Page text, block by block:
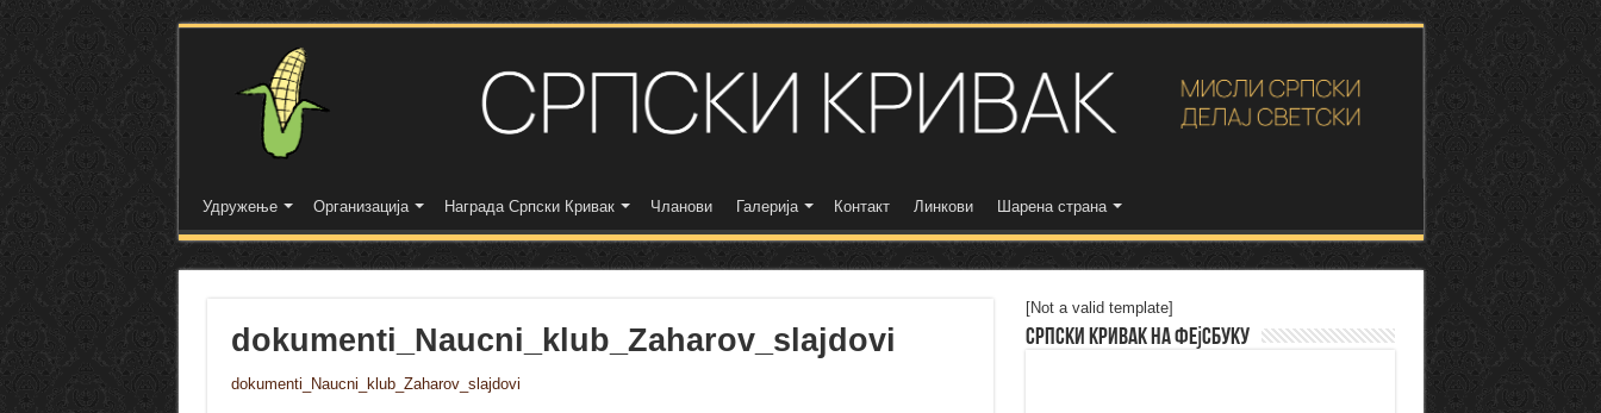
Удружење Организација Награда Српски Кривак Чланови Галерија Контакт Линкови Шарена страна
dokumenti_Naucni_klub_Zaharov_slajdovi
dokumenti_Naucni_klub_Zaharov_slajdovi
[Not a valid template]
Српски Кривак на Фејсбуку